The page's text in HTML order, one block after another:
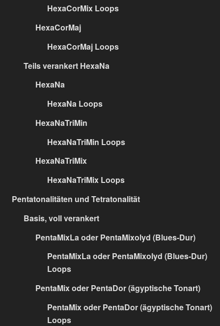
HexaCorMix Loops
HexaCorMaj
HexaCorMaj Loops
Teils verankert HexaNa
HexaNa
HexaNa Loops
HexaNaTriMin
HexaNaTriMin Loops
HexaNaTriMix
HexaNaTriMix Loops
Pentatonalitäten und Tetratonalität
Basis, voll verankert
PentaMixLa oder PentaMixolyd (Blues-Dur)
PentaMixLa oder PentaMixolyd (Blues-Dur)
Loops
PentaMix oder PentaDor (ägyptische Tonart)
PentaMix oder PentaDor (ägyptische Tonart)
Loops